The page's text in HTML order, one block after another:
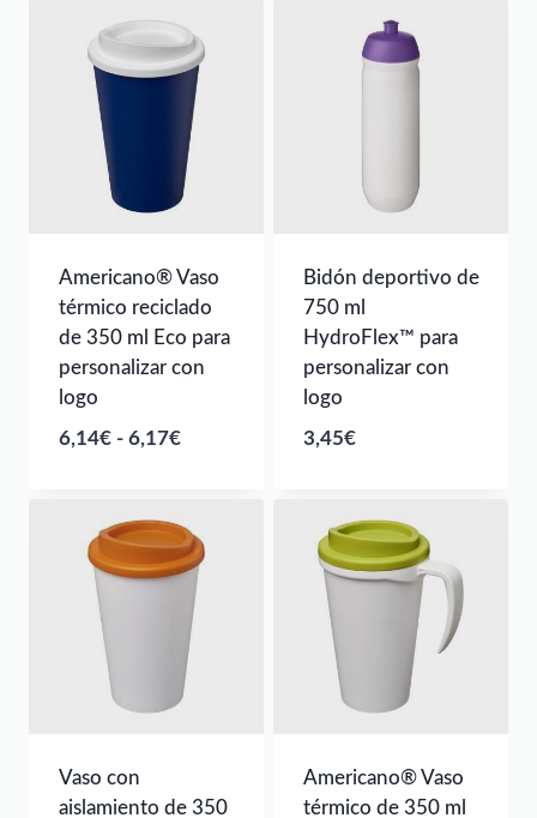
Americano® Vaso
térmico reciclado
de 350 ml Eco para
personalizar con
logo
6,14€ - 6,17€Rango
desde
6,14€
hasta
6,17€
Bidón deportivo de
750 ml
HydroFlex™ para
personalizar con
logo
3,45€
Vaso con
aislamiento de 350
Americano® Vaso
térmico de 350 ml